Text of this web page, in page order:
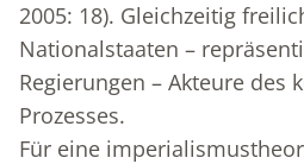
2005: 18). Gleichzeitig
Nationalstaaten –
Regierungen – Akteure des
Prozesses.
Für eine